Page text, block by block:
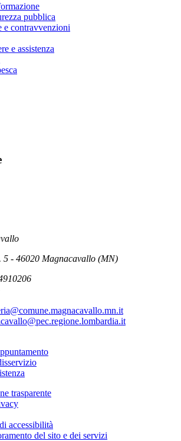
pubblica
e contravvenzioni
e assistenza
5 - 46020 Magnacavallo (MN)
trasparente
accessibilità
del sito e dei servizi